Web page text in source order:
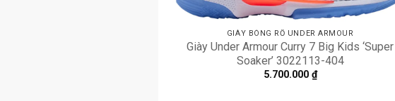
GIÀY BÓNG RỔ UNDER ARMOUR
Giày Under Armour Curry 7 Big Kids ‘Super
Soaker’ 3022113-404
5.700.000 ₫